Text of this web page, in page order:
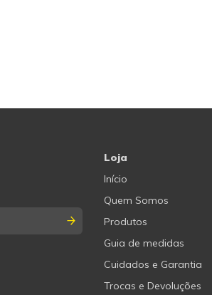
Loja
Início
Quem Somos
Produtos
Guia de medidas
Cuidados e Garantia
Trocas e Devoluções